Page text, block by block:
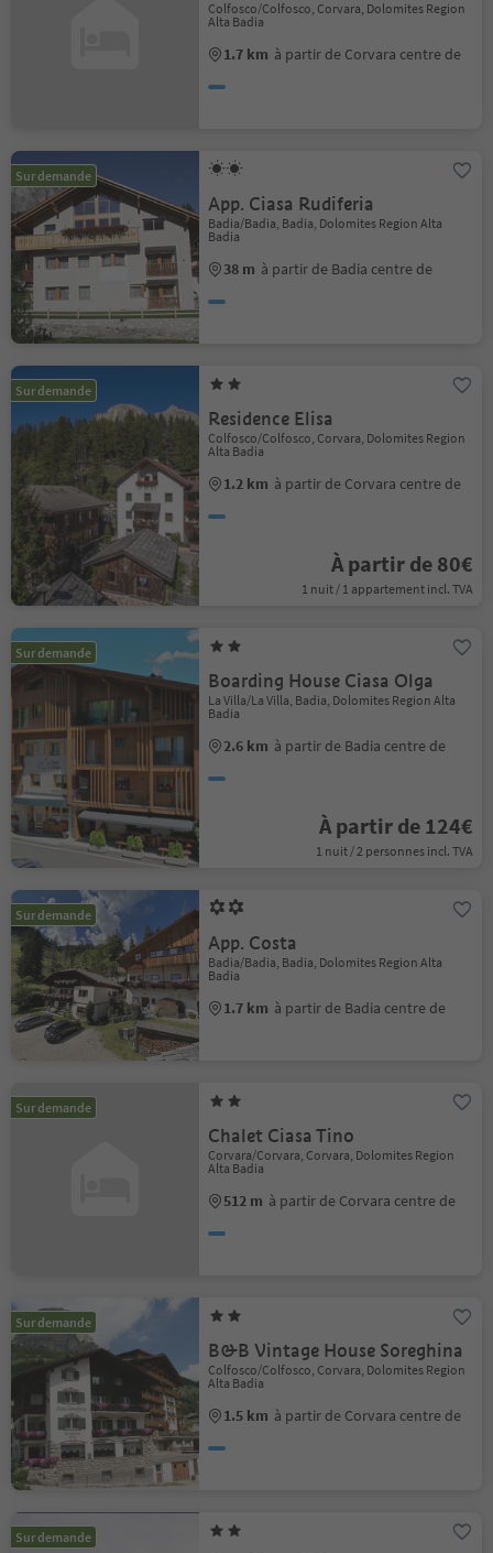
Colfosco/Colfosco, Corvara, Dolomites Region
Alta Badia
1.7 km à partir de Corvara centre de
Sur demande
App. Ciasa Rudiferia
Badia/Badia, Badia, Dolomites Region Alta
Badia
38 m à partir de Badia centre de
Sur demande
Residence Elisa
Colfosco/Colfosco, Corvara, Dolomites Region
Alta Badia
1.2 km à partir de Corvara centre de
À partir de 80€
1 nuit / 1 appartement incl. TVA
Sur demande
Boarding House Ciasa Olga
La Villa/La Villa, Badia, Dolomites Region Alta
Badia
2.6 km à partir de Badia centre de
À partir de 124€
1 nuit / 2 personnes incl. TVA
Sur demande
App. Costa
Badia/Badia, Badia, Dolomites Region Alta
Badia
1.7 km à partir de Badia centre de
Sur demande
Chalet Ciasa Tino
Corvara/Corvara, Corvara, Dolomites Region
Alta Badia
512 m à partir de Corvara centre de
Sur demande
B&B Vintage House Soreghina
Colfosco/Colfosco, Corvara, Dolomites Region
Alta Badia
1.5 km à partir de Corvara centre de
Sur demande